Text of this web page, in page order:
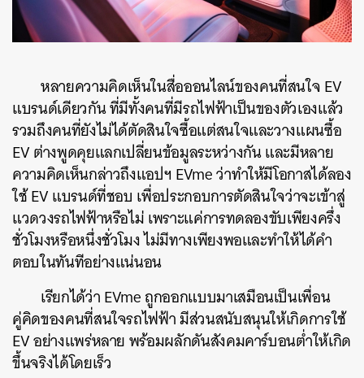
หลายความคิดเห็นในสื่อออนไลน์ของคนที่สนใจ EV
แบรนด์เดียวกัน ที่มีทั้งคนที่มีรถไฟฟ้าเป็นของตัวเองแล้ว
รวมถึงคนที่ยังไม่ได้ตัดสินใจซื้อแต่สนใจและวางแผนซื้อ
EV ต่างพูดคุยแลกเปลี่ยนข้อมูลระหว่างกัน และมีหลาย
ความคิดเห็นกล่าวถึงแอปฯ EVme ว่าทำให้มีโอกาสได้ลอง
ใช้ EV แบรนด์ที่ชอบ เพื่อประกอบการตัดสินใจว่าจะเข้าสู่
แวดวงรถไฟฟ้าหรือไม่ เพราะแค่การทดลองขับเพียงครึ่ง
ชั่วโมงหรือหนึ่งชั่วโมง ไม่มีทางเพียงพอและทำให้ได้คำ
ตอบในทันทีอย่างแน่นอน
เรียกได้ว่า EVme ถูกออกแบบมาเสมือนเป็นเพื่อน
คู่คิดของคนที่สนใจรถไฟฟ้า มีส่วนสนับสนุนให้เกิดการใช้
EV อย่างแพร่หลาย พร้อมผลักดันสังคมคาร์บอนต่ำให้เกิด
ขึ้นจริงได้โดยเร็ว
ค้นหา
SHARE TWEET LINE EMAIL